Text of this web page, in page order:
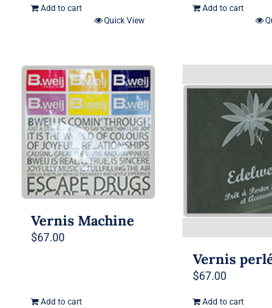
Add to cart
Quick View
Add to cart
Vernis Machine
$67.00
Add to cart
Vernis
$67.00
Add to cart